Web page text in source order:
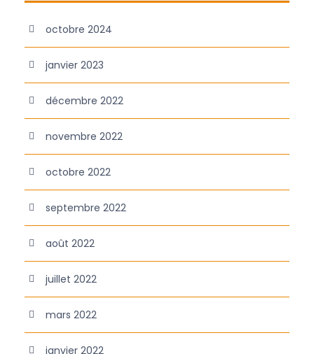
octobre 2024
janvier 2023
décembre 2022
novembre 2022
octobre 2022
septembre 2022
août 2022
juillet 2022
mars 2022
janvier 2022